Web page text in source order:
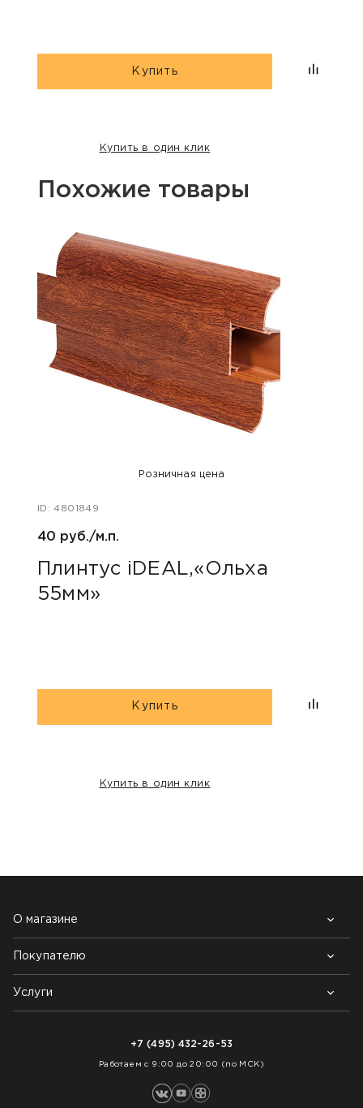
Купить
Купить в один клик
Похожие товары
Розничная цена
ID: 4801849
40 руб./м.п.
Плинтус iDEAL,«Ольха
55мм»
Купить
Купить в один клик
О магазине
Почему выбирают нас
Контакты
Блог
Покупателю
Возврат товара
Как заказать
Услуги
+7 (495) 432-26-53
Работаем с 9:00 до 20:00 (по МСК)